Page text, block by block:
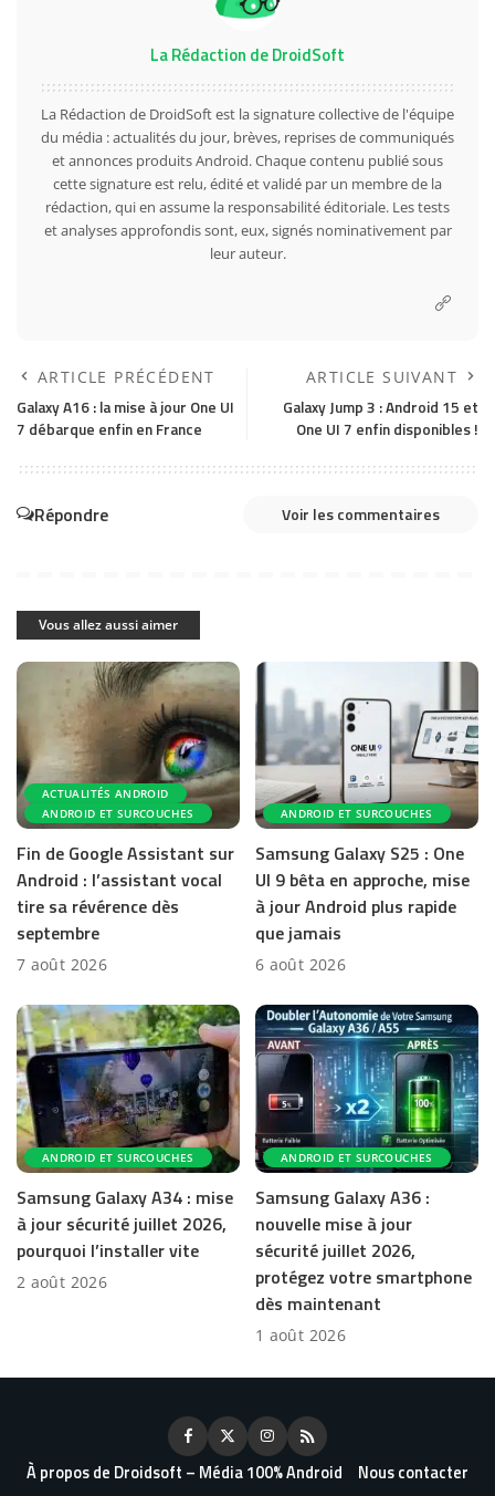
La Rédaction de DroidSoft
La Rédaction de DroidSoft est la signature collective de l'équipe
du média : actualités du jour, brèves, reprises de communiqués
et annonces produits Android. Chaque contenu publié sous
cette signature est relu, édité et validé par un membre de la
rédaction, qui en assume la responsabilité éditoriale. Les tests
et analyses approfondis sont, eux, signés nominativement par
leur auteur.
ARTICLE PRÉCÉDENT
Galaxy A16 : la mise à jour One UI
7 débarque enfin en France
ARTICLE SUIVANT
Galaxy Jump 3 : Android 15 et
One UI 7 enfin disponibles !
Répondre Voir les commentaires
Vous allez aussi aimer
ACTUALITÉS ANDROID
ANDROID ET SURCOUCHES
Fin de Google Assistant sur
Android : l’assistant vocal
tire sa révérence dès
septembre
7 août 2026
ANDROID ET SURCOUCHES
Samsung Galaxy S25 : One
UI 9 bêta en approche, mise
à jour Android plus rapide
que jamais
6 août 2026
ANDROID ET SURCOUCHES
Samsung Galaxy A34 : mise
à jour sécurité juillet 2026,
pourquoi l’installer vite
2 août 2026
ANDROID ET SURCOUCHES
Samsung Galaxy A36 :
nouvelle mise à jour
sécurité juillet 2026,
protégez votre smartphone
dès maintenant
1 août 2026
À propos de Droidsoft – Média 100% Android
Nous contacter